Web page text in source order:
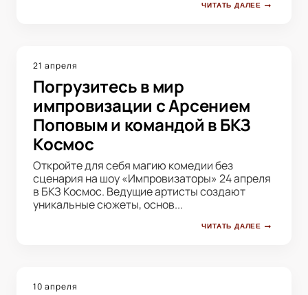
ЧИТАТЬ ДАЛЕЕ
21 апреля
Погрузитесь в мир
импровизации с Арсением
Поповым и командой в БКЗ
Космос
Откройте для себя магию комедии без
сценария на шоу «Импровизаторы» 24 апреля
в БКЗ Космос. Ведущие артисты создают
уникальные сюжеты, основ...
ЧИТАТЬ ДАЛЕЕ
10 апреля